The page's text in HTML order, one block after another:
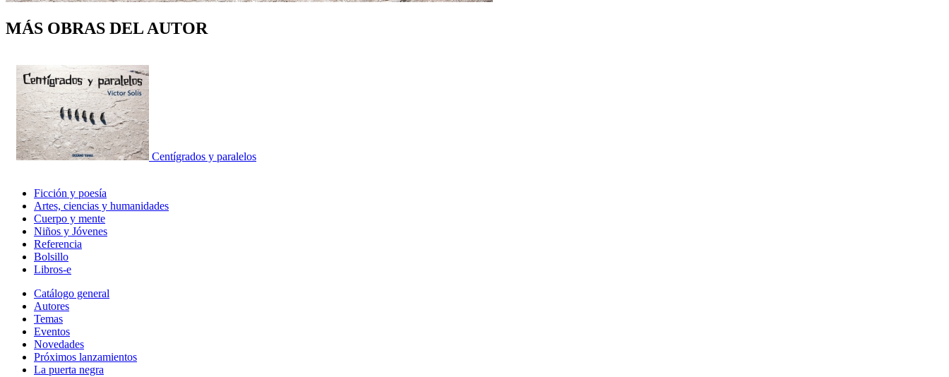
MÁS OBRAS DEL AUTOR
Centígrados y paralelos
Ficción y poesía
Artes, ciencias y humanidades
Cuerpo y mente
Niños y Jóvenes
Referencia
Bolsillo
Libros-e
Catálogo general
Autores
Temas
Eventos
Novedades
Próximos lanzamientos
La puerta negra